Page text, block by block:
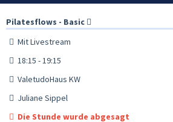
Pilatesflows - Basic
Mit Livestream
18:15 - 19:15
ValetudoHaus KW
Juliane Sippel
Die Stunde wurde abgesagt